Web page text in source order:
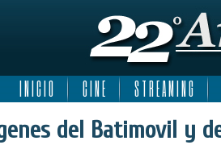
I N I C I O C I N E S T R E A M I N G
del Batimovil y